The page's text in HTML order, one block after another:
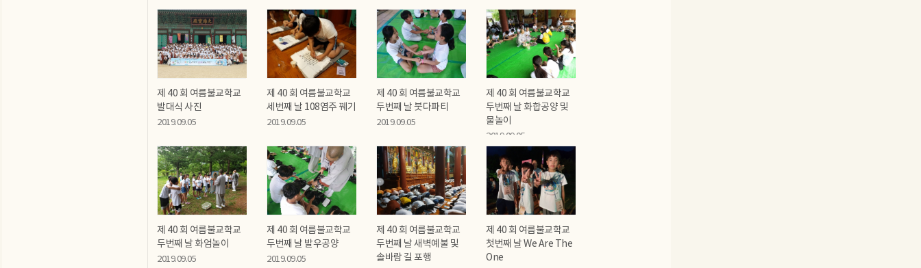
제 40 회 여름불교학교
발대식 사진
2019.09.05
제 40 회 여름불교학교
세번째 날 108염주 꿰기
2019.09.05
제 40 회 여름불교학교
두번째 날 붓다파티
2019.09.05
제 40 회 여름불교학교
두번째 날 화합공양 및
물놀이
2019.09.05
제 40 회 여름불교학교
두번째 날 화엄놀이
2019.09.05
제 40 회 여름불교학교
두번째 날 발우공양
2019.09.05
제 40 회 여름불교학교
두번째 날 새벽예불 및
솔바람 길 포행
제 40 회 여름불교학교
첫번째 날 We Are The
One